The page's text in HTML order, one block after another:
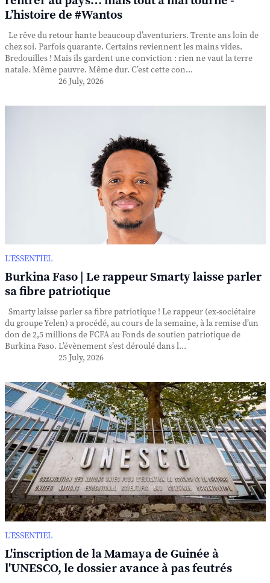
L’histoire de #Wantos
Le rêve du retour hante beaucoup d’aventuriers. Trente ans loin de
chez soi. Parfois quarante. Certains reviennent les mains vides.
Bredouilles ! Mais ils gardent une conviction : rien ne vaut la terre
natale. Même pauvre. Même dur. C’est cette con...
26 July, 2026
L’ESSENTIEL
Burkina Faso | Le rappeur Smarty laisse parler
sa fibre patriotique
Smarty laisse parler sa fibre patriotique ! Le rappeur (ex-sociétaire
du groupe Yelen) a procédé, au cours de la semaine, à la remise d’un
don de 2,5 millions de FCFA au Fonds de soutien patriotique de
Burkina Faso. L’évènement s’est déroulé dans l...
25 July, 2026
L’ESSENTIEL
L'inscription de la Mamaya de Guinée à
l'UNESCO, le dossier avance à pas feutrés